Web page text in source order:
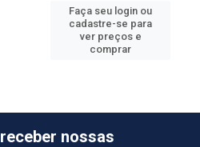
Faça seu login ou
cadastre-se para
ver preços e
comprar
nossas